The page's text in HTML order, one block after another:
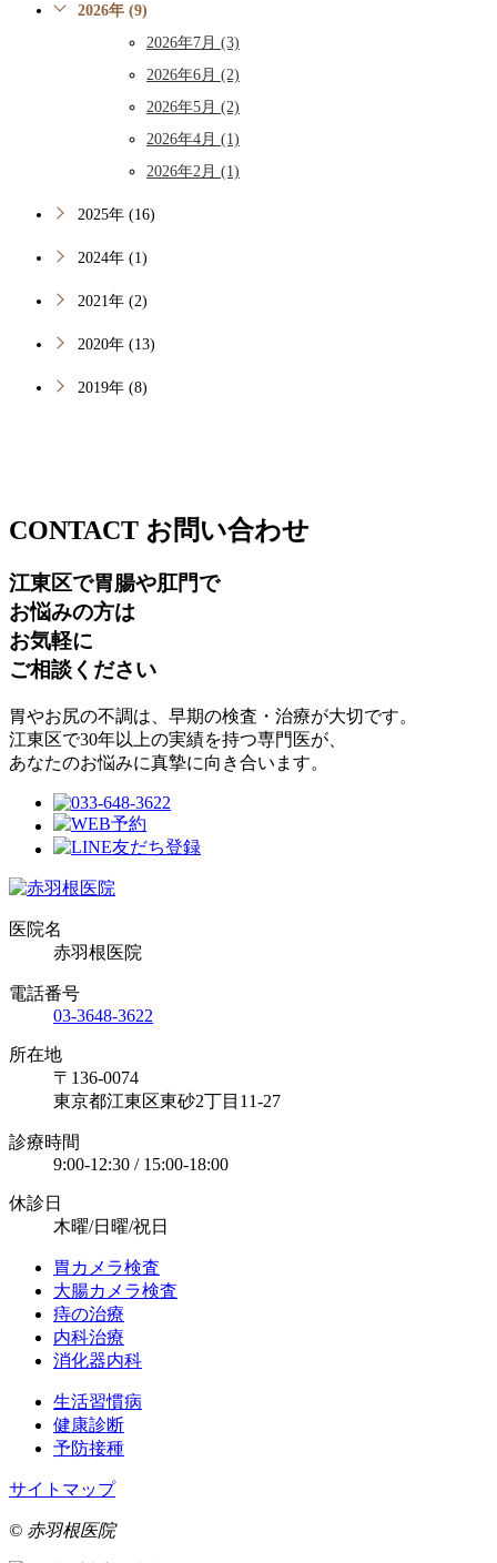
2026年 (9)
2026年7月 (3)
2026年6月 (2)
2026年5月 (2)
2026年4月 (1)
2026年2月 (1)
2025年 (16)
2024年 (1)
2021年 (2)
2020年 (13)
2019年 (8)
CONTACT お問い合わせ
江東区で胃腸や肛門で
お悩みの方は
お気軽に
ご相談ください
胃やお尻の不調は、早期の検査・治療が大切です。
江東区で30年以上の実績を持つ専門医が、
あなたのお悩みに真摯に向き合います。
医院名
赤羽根医院
電話番号
03-3648-3622
所在地
〒136-0074
東京都江東区東砂2丁目11-27
診療時間
9:00-12:30 / 15:00-18:00
休診日
木曜/日曜/祝日
胃カメラ検査
大腸カメラ検査
痔の治療
内科治療
消化器内科
生活習慣病
健康診断
予防接種
サイトマップ
© 赤羽根医院